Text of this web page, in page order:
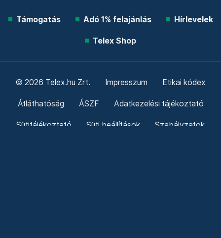
Támogatás Adó 1% felajánlás Hírlevelek
Telex Shop
© 2026 Telex.hu Zrt. Impresszum Etikai kódex
Átláthatóság ÁSZF Adatkezelési tájékoztató
Sütitájékoztató Süti beállítások Szabályzatok